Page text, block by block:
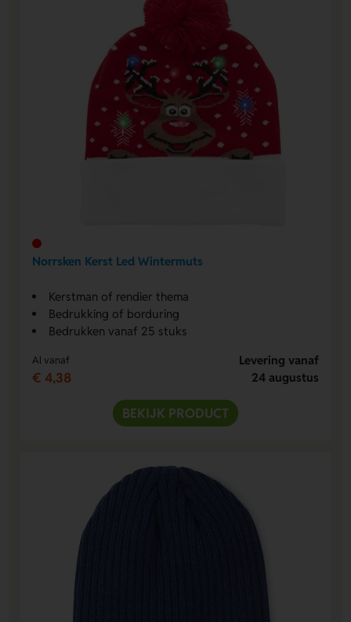
Norrsken Kerst Led Wintermuts
Kerstman of rendier thema
Bedrukking of borduring
Bedrukken vanaf 25 stuks
Al vanaf
€ 4,38
Levering vanaf
24 augustus
BEKIJK PRODUCT